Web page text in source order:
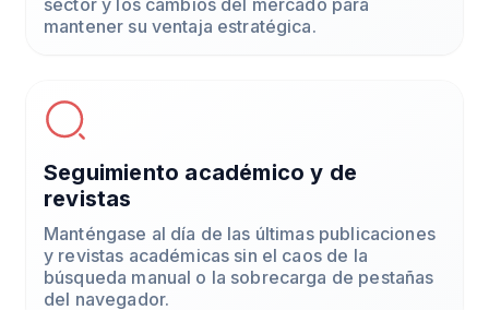
mantener su ventaja estratégica.
Seguimiento académico y de
revistas
Manténgase al día de las últimas publicaciones
y revistas académicas sin el caos de la
búsqueda manual o la sobrecarga de pestañas
del navegador.